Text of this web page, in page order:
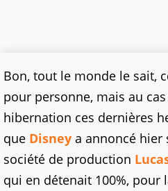
Bon, tout le monde le sait,
pour personne, mais au
hibernation ces dernières
que Disney a annoncé hier
société de production
qui en détenait 100%,